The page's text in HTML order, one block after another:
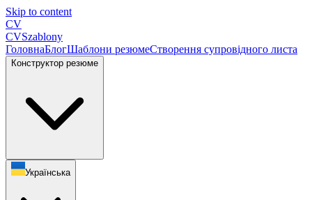
Skip to content
CV
CVSzablony
ГоловнаБлогШаблони резюмеСтворення супровідного листа
Конструктор резюме
Українська